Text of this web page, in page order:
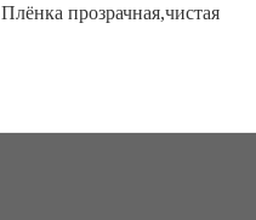
Плёнка прозрачная,чистая
(068) 862-31-17